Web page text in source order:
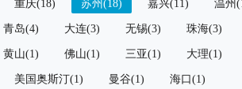
重庆(18) 苏州(18) 嘉兴(11) 温州
青岛(4) 大连(3) 无锡(3) 珠海(3)
黄山(1) 佛山(1) 三亚(1) 大理(1)
美国奥斯汀(1) 曼谷(1) 海口(1)